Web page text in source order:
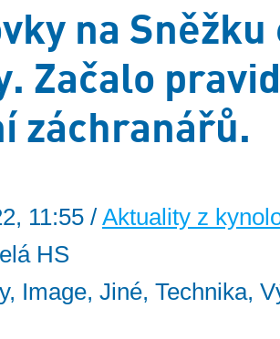
na
Začalo
záchranářů.
11:55 / Aktuality z
HS
Image, Jiné, Technika,